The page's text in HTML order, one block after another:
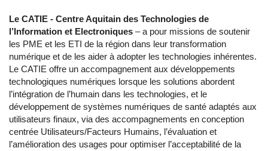
Le CATIE - Centre Aquitain des Technologies de
l’Information et Electroniques – a pour missions de soutenir
les PME et les ETI de la région dans leur transformation
numérique et de les aider à adopter les technologies inhérentes.
Le CATIE offre un accompagnement aux développements
technologiques numériques lorsque les solutions abordent
l’intégration de l’humain dans les technologies, et le
développement de systèmes numériques de santé adaptés aux
utilisateurs finaux, via des accompagnements en conception
centrée Utilisateurs/Facteurs Humains, l’évaluation et
l’amélioration des usages pour optimiser l’acceptabilité de la